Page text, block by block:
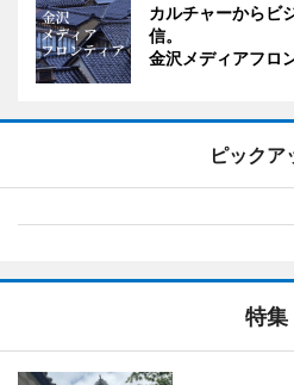
カルチャーからビ
信。
金沢メディアフロ
ピックア
特集